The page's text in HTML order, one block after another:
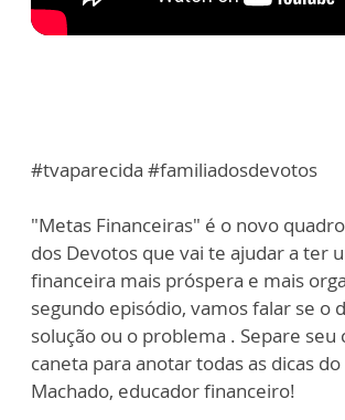
#tvaparecida #familiadosdevotos
"Metas Financeiras" é o novo
dos Devotos que vai te ajudar a ter
financeira mais próspera e mais
segundo episódio, vamos falar se o
solução ou o problema . Separe seu
caneta para anotar todas as dicas
Machado, educador financeiro!